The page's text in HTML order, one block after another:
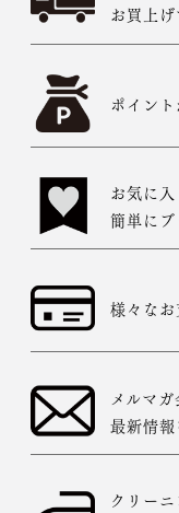
お買上
ポイン
お気に
簡単に
様々な
メルマ
最新情報
クリーニ